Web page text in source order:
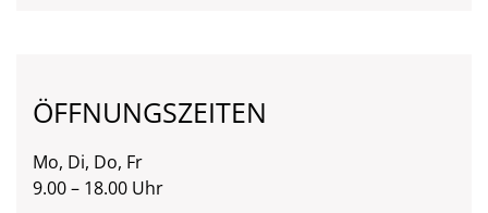
ÖFFNUNGSZEITEN
Mo, Di, Do, Fr
9.00 – 18.00 Uhr